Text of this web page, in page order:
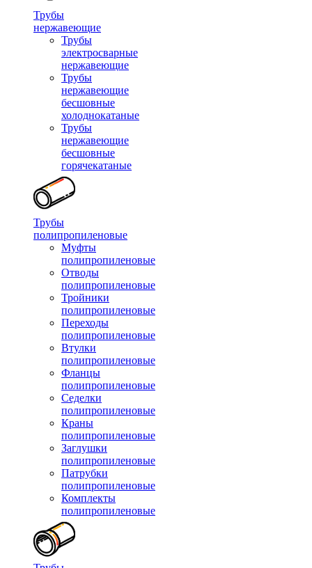
Трубы
нержавеющие
Трубы
электросварные
нержавеющие
Трубы
нержавеющие
бесшовные
холоднокатаные
Трубы
нержавеющие
бесшовные
горячекатаные
Трубы
полипропиленовые
Муфты
полипропиленовые
Отводы
полипропиленовые
Тройники
полипропиленовые
Переходы
полипропиленовые
Втулки
полипропиленовые
Фланцы
полипропиленовые
Седелки
полипропиленовые
Краны
полипропиленовые
Заглушки
полипропиленовые
Патрубки
полипропиленовые
Комплекты
полипропиленовые